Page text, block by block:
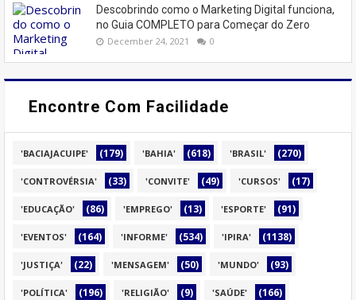
Descobrindo como o Marketing Digital funciona,
no Guia COMPLETO para Começar do Zero
December 24, 2021 0
Encontre Com Facilidade
'BACIAJACUIPE' (179) 'BAHIA' (618) 'BRASIL' (270)
'CONTROVÉRSIA' (33) 'CONVITE' (49) 'CURSOS' (17)
'EDUCAÇÃO' (86) 'EMPREGO' (13) 'ESPORTE' (91)
'EVENTOS' (164) 'INFORME' (534) 'IPIRA' (1138)
'JUSTIÇA' (22) 'MENSAGEM' (50) 'MUNDO' (93)
'POLÍTICA' (196) 'RELIGIÃO' (9) 'SAÚDE' (166)